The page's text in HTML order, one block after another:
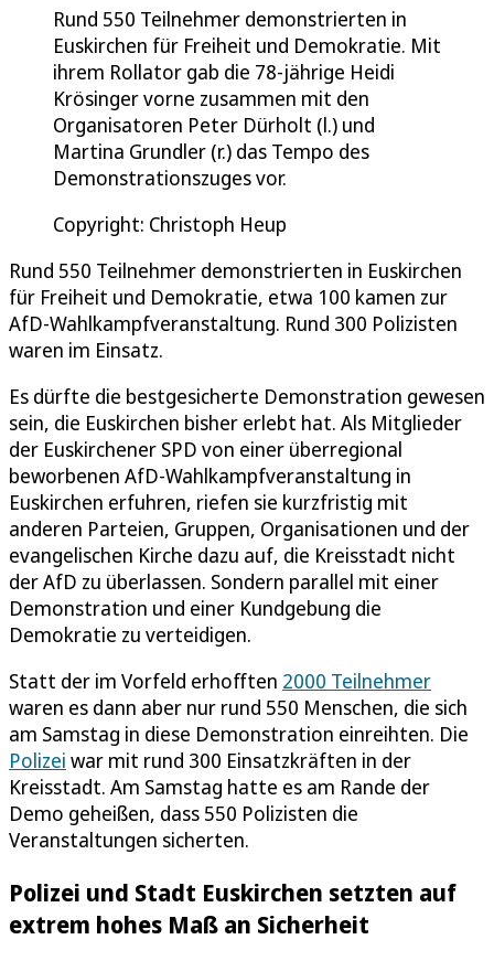
Rund 550 Teilnehmer demonstrierten in
Euskirchen für Freiheit und Demokratie. Mit
ihrem Rollator gab die 78-jährige Heidi
Krösinger vorne zusammen mit den
Organisatoren Peter Dürholt (l.) und
Martina Grundler (r.) das Tempo des
Demonstrationszuges vor.
Copyright: Christoph Heup
Rund 550 Teilnehmer demonstrierten in Euskirchen
für Freiheit und Demokratie, etwa 100 kamen zur
AfD-Wahlkampfveranstaltung. Rund 300 Polizisten
waren im Einsatz.
Es dürfte die bestgesicherte Demonstration gewesen
sein, die Euskirchen bisher erlebt hat. Als Mitglieder
der Euskirchener SPD von einer überregional
beworbenen AfD-Wahlkampfveranstaltung in
Euskirchen erfuhren, riefen sie kurzfristig mit
anderen Parteien, Gruppen, Organisationen und der
evangelischen Kirche dazu auf, die Kreisstadt nicht
der AfD zu überlassen. Sondern parallel mit einer
Demonstration und einer Kundgebung die
Demokratie zu verteidigen.
Statt der im Vorfeld erhofften 2000 Teilnehmer
waren es dann aber nur rund 550 Menschen, die sich
am Samstag in diese Demonstration einreihten. Die
Polizei war mit rund 300 Einsatzkräften in der
Kreisstadt. Am Samstag hatte es am Rande der
Demo geheißen, dass 550 Polizisten die
Veranstaltungen sicherten.
Polizei und Stadt Euskirchen setzten auf
extrem hohes Maß an Sicherheit